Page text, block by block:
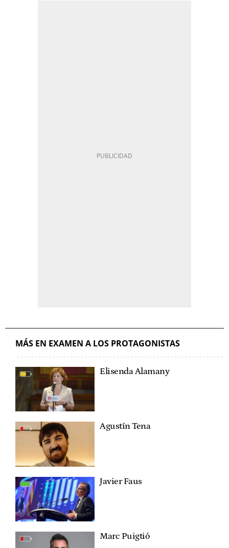
MÁS EN EXAMEN A LOS PROTAGONISTAS
Elisenda Alamany
Agustín Tena
Javier Faus
Marc Puigtió